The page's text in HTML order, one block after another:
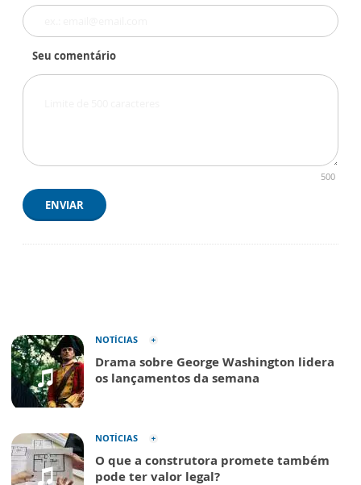
Seu comentário
500
ENVIAR
NOTÍCIAS
Drama sobre George Washington lidera
os lançamentos da semana
NOTÍCIAS
O que a construtora promete também
pode ter valor legal?